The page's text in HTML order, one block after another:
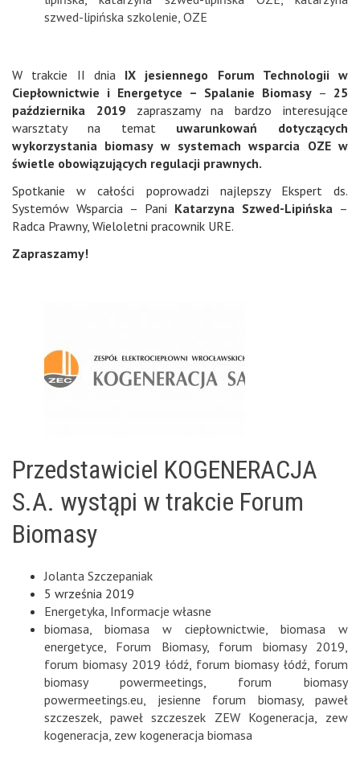
szwed-lipińska szkolenie OZE
W trakcie II dnia IX jesiennego Forum Technologii w
Ciepłownictwie i Energetyce – Spalanie Biomasy – 25
października 2019zapraszamy na bardzo interesujące
warsztaty na temat uwarunkowań dotyczących
wykorzystania biomasy w systemach wsparcia OZE w
świetle obowiązujących regulacji prawnych.
Spotkanie w całości poprowadzi najlepszy Ekspert ds.
Systemów Wsparcia – Pani Katarzyna Szwed-Lipińska –
Radca Prawny, Wieloletni pracownik URE.
Zapraszamy!
Przedstawiciel KOGENERACJA
S.A. wystąpi w trakcie Forum
Biomasy
Jolanta Szczepaniak
5 września 2019
Energetyka, Informacje własne
biomasa, biomasa w ciepłownictwie, biomasa w
energetyce, Forum Biomasy, forum biomasy 2019,
forum biomasy 2019 łódź, forum biomasy łódź, forum
biomasy powermeetings, forum biomasy
powermeetings.eu, jesienne forum biomasy, paweł
szczeszek, paweł szczeszek ZEW Kogeneracja, zew
kogeneracja, zew kogeneracja biomasa